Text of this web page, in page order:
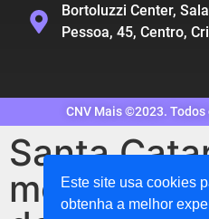
Bortoluzzi Center,
Pessoa, 45, Centro,
CNV Mais ©2023.
Santa
menor taxa
Este site usa cookies
obtenha a melhor